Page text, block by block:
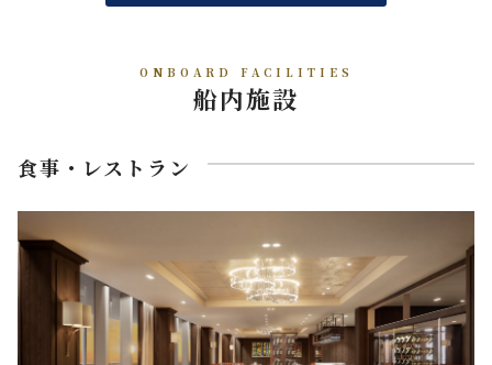
ONBOARD FACILITIES
船内施設
食事・レストラン